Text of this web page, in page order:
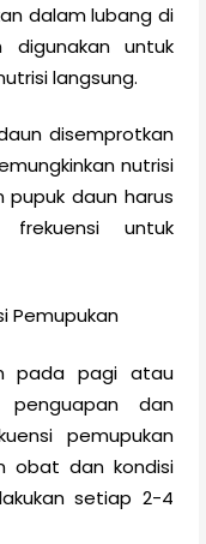
dalam lubang di
untuk
langsung.
disemprotkan
nutrisi
pupuk daun harus
untuk
Pemupukan
pada pagi atau
dan
pemupukan
obat dan kondisi
setiap 2-4